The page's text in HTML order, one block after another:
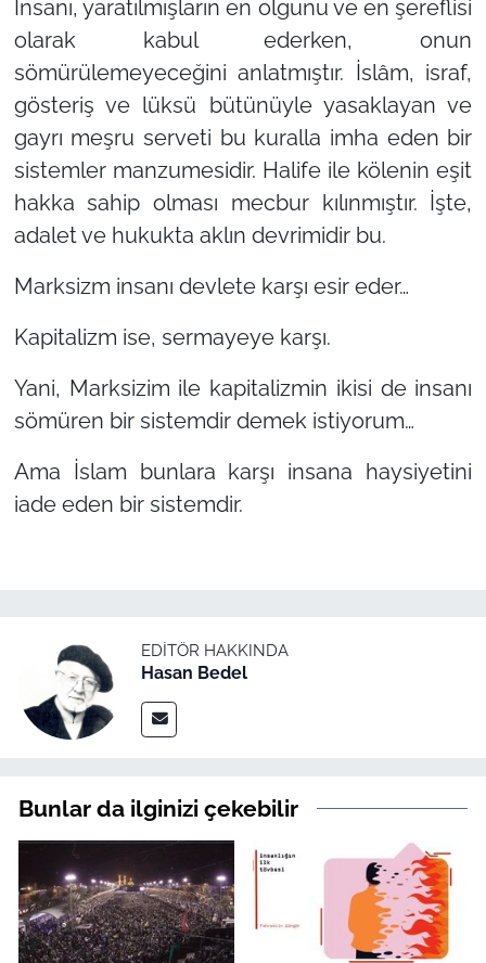
İnsanı, yaratılmışların en olgunu ve en şereflisi
olarak kabul ederken, onun
sömürülemeyeceğini anlatmıştır. İslâm, israf,
gösteriş ve lüksü bütünüyle yasaklayan ve
gayrı meşru serveti bu kuralla imha eden bir
sistemler manzumesidir. Halife ile kölenin eşit
hakka sahip olması mecbur kılınmıştır. İşte,
adalet ve hukukta aklın devrimidir bu.
Marksizm insanı devlete karşı esir eder…
Kapitalizm ise, sermayeye karşı.
Yani, Marksizim ile kapitalizmin ikisi de insanı
sömüren bir sistemdir demek istiyorum…
Ama İslam bunlara karşı insana haysiyetini
iade eden bir sistemdir.
EDITÖR HAKKINDA
Hasan Bedel
Bunlar da ilginizi çekebilir